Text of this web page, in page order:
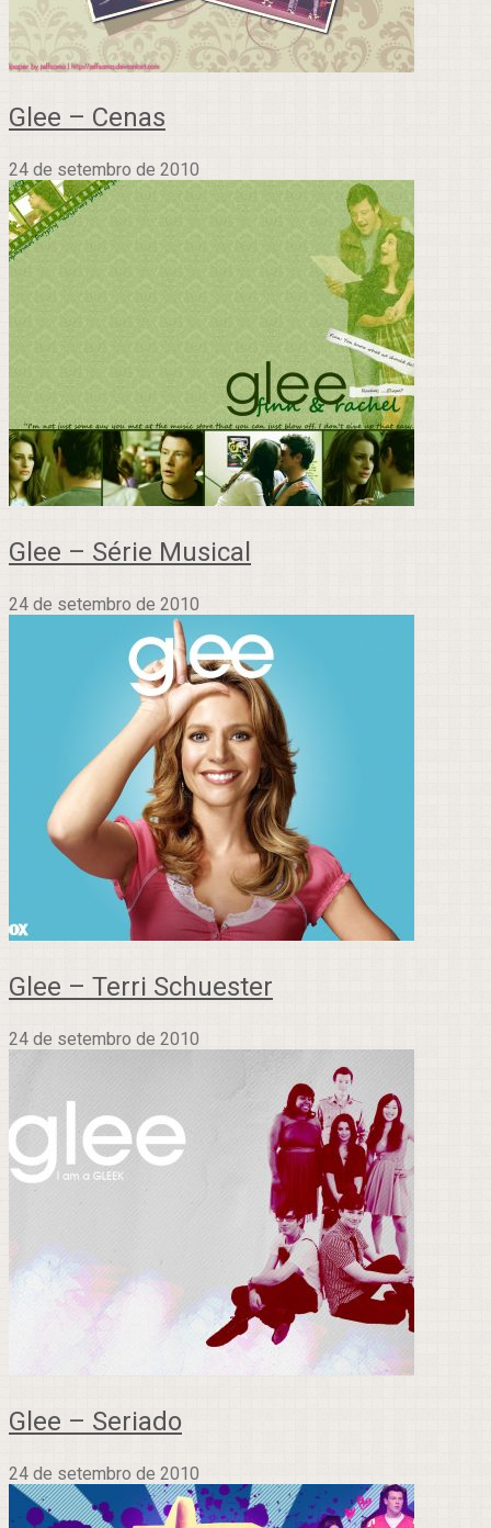
Glee – Cenas
24 de setembro de 2010
Glee – Série Musical
24 de setembro de 2010
Glee – Terri Schuester
24 de setembro de 2010
Glee – Seriado
24 de setembro de 2010